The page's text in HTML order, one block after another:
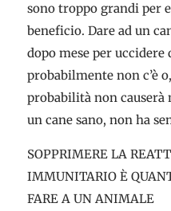
sono troppo grandi per
beneficio. Dare ad un
dopo mese per uccidere
probabilmente non c’è
probabilità non
un cane sano, non ha
SOPPRIMERE LA
IMMUNITARIO È
FARE A UN ANIMALE